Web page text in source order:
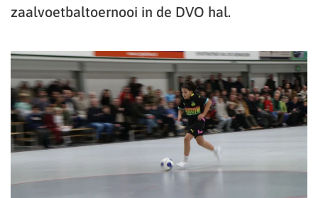
zaalvoetbaltoernooi in de DVO hal.